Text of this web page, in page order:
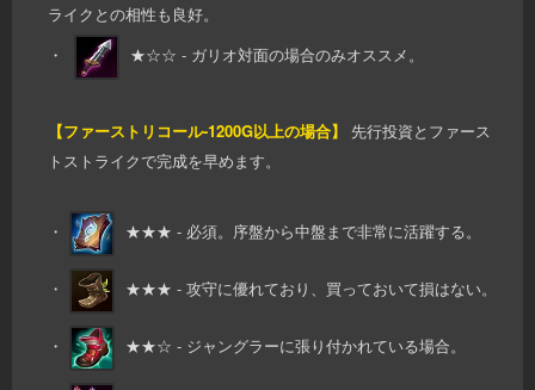
ライクとの相性も良好。
・
★☆☆ - ガリオ対面の場合のみオススメ。
【ファーストリコール-1200G以上の場合】 先行投資とファース
トストライクで完成を早めます。
・ ★★★ - 必須。序盤から中盤まで非常に活躍する。
・ ★★★ - 攻守に優れており、買っておいて損はない。
・ ★★☆ - ジャングラーに張り付かれている場合。